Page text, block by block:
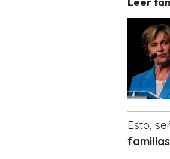
Esto,